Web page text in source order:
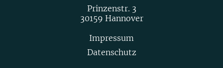
Prinzenstr. 3
30159 Hannover
Impressum
Datenschutz